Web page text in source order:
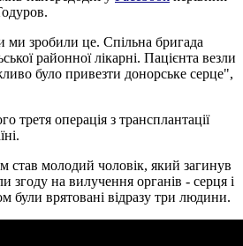
ми зробили це. Спільна бригада
районної лікарні. Пацієнта везли
було привезти донорське серце",
третя операція з трансплантації
молодий чоловік, який загинув
згоду на вилучення органів - серця і
були врятовані відразу три людини.